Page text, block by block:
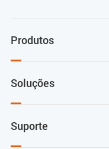
Produtos
Soluções
Suporte